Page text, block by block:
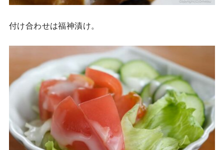
付け合わせは福神漬け。